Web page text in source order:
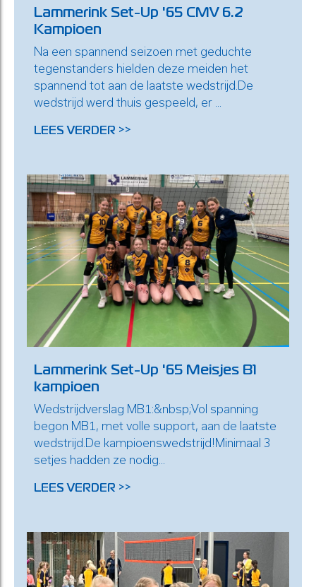
Lammerink Set-Up '65 CMV 6.2
Kampioen
Na een spannend seizoen met geduchte
tegenstanders hielden deze meiden het
spannend tot aan de laatste wedstrijd.De
wedstrijd werd thuis gespeeld, er ...
LEES VERDER >>
Lammerink Set-Up '65 Meisjes B1
kampioen
Wedstrijdverslag MB1:&nbsp;Vol spanning
begon MB1, met volle support, aan de laatste
wedstrijd.De kampioenswedstrijd!Minimaal 3
setjes hadden ze nodig...
LEES VERDER >>